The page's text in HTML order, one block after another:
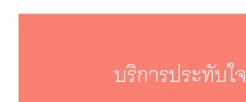
บริการประทับใจ